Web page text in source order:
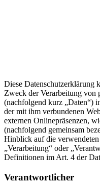
Diese Datenschutzerklärung
Zweck der Verarbeitung von
(nachfolgend kurz „Daten“)
der mit ihm verbundenen
externen Onlinepräsenzen,
(nachfolgend gemeinsam
Hinblick auf die
„Verarbeitung“ oder
Definitionen im Art. 4 der
Verantwortlicher